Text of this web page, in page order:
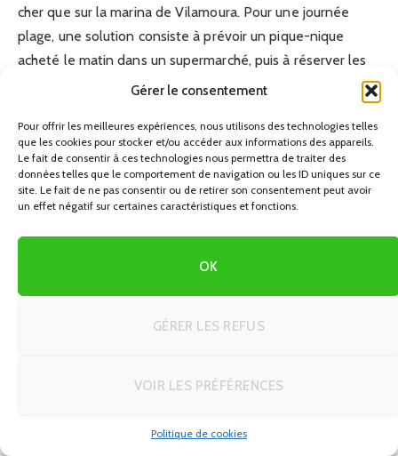
Gérer le consentement
Pour offrir les meilleures expériences, nous utilisons des technologies telles
que les cookies pour stocker et/ou accéder aux informations des appareils.
Le fait de consentir à ces technologies nous permettra de traiter des
données telles que le comportement de navigation ou les ID uniques sur ce
site. Le fait de ne pas consentir ou de retirer son consentement peut avoir
un effet négatif sur certaines caractéristiques et fonctions.
OK
GÉRER LES REFUS
VOIR LES PRÉFÉRENCES
Politique de cookies
cher que sur la marina de Vilamoura. Pour une journée
plage, une solution consiste à prévoir un pique-nique
acheté le matin dans un supermarché, puis à réserver les
restaurants pour le soir, lorsque vous êtes plus reposé et
En termes de sécurité, le secteur Vilamoura – Faro est
globalement tranquille, mais comme partout, quelques
précautions s’imposent. Ne laissez pas d’objets visibles
plusieurs heures, surtout près des plages ou dans des
parkings un peu isolés. Rangez les sacs, appareils photo et
autres objets de valeur dans le coffre avant d’arriver sur le
parking, pour ne pas attirer l’attention. Le vol à la roulotte
Enfin, gardez une certaine flexibilité dans votre planning.
n’est pas un marathon. Prévoyez au moins une journée «